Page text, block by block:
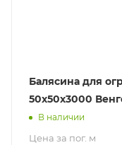
Балясина для
50x50х3000
В наличии
Цена за пог. м